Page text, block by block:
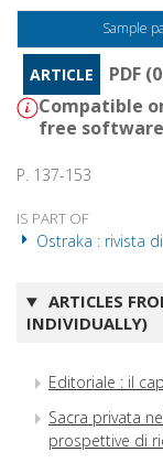
Sample
ARTICLE
PDF
Compatible
free
P. 137-153
IS PART OF
Ostraka : rivista
ARTICLES
INDIVIDUALLY)
Editoriale : il
Sacra privata
prospettive di